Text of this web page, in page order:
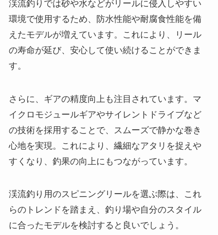
渓流釣りでは砂や水などがリールに侵入しやすい
環境で使用するため、防水性能や耐腐食性能を備
えたモデルが増えています。これにより、リール
の寿命が延び、安心して使い続けることができま
す。
さらに、ギアの精度向上も注目されています。マ
イクロモジュールギアやサイレントドライブなど
の技術を採用することで、スムーズで静かな巻き
心地を実現。これにより、繊細なアタリを捉えや
すくなり、釣果の向上にもつながっています。
渓流釣り用のスピニングリールを選ぶ際は、これ
らのトレンドを踏まえ、釣り場や自分のスタイル
に合ったモデルを検討すると良いでしょう。